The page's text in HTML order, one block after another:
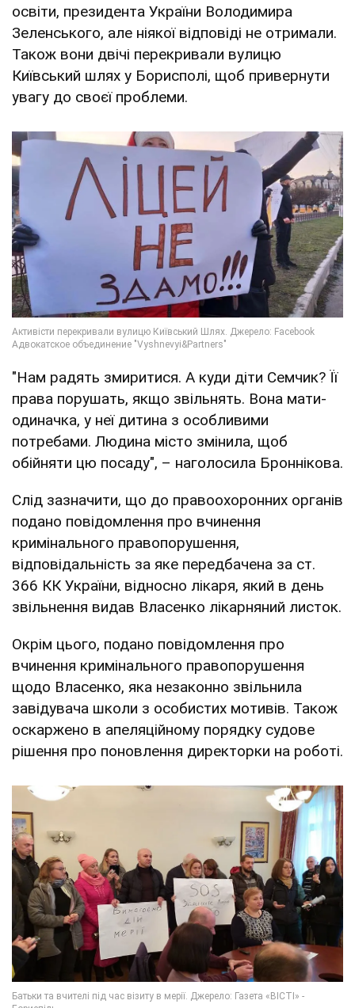
освіти, президента України Володимира
Зеленського, але ніякої відповіді не отримали.
Також вони двічі перекривали вулицю
Київський шлях у Борисполі, щоб привернути
увагу до своєї проблеми.
"Нам радять змиритися. А куди діти Семчик? Її
права порушать, якщо звільнять. Вона мати-
одиначка, у неї дитина з особливими
потребами. Людина місто змінила, щоб
обійняти цю посаду", – наголосила Броннікова.
Слід зазначити, що до правоохоронних органів
подано повідомлення про вчинення
кримінального правопорушення,
відповідальність за яке передбачена за ст.
366 КК України, відносно лікаря, який в день
звільнення видав Власенко лікарняний листок.
Окрім цього, подано повідомлення про
вчинення кримінального правопорушення
щодо Власенко, яка незаконно звільнила
завідувача школи з особистих мотивів. Також
оскаржено в апеляційному порядку судове
рішення про поновлення директорки на роботі.